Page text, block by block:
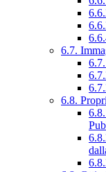
6.7.
6.8.